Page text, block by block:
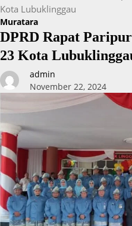
Kota Lubuklinggau
Muratara
DPRD Rapat
23 Kota
admin
November 22, 2024